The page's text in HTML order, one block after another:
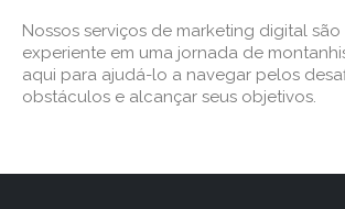
Nossos serviços de marketing digital
experiente em uma jornada de
aqui para ajudá-lo a navegar pelos
obstáculos e alcançar seus objetivos.